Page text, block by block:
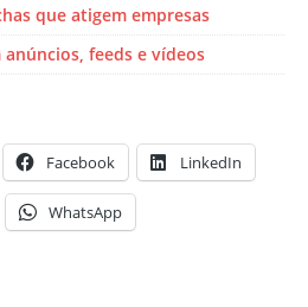
que atigem empresas
feeds e vídeos
Facebook LinkedIn
WhatsApp